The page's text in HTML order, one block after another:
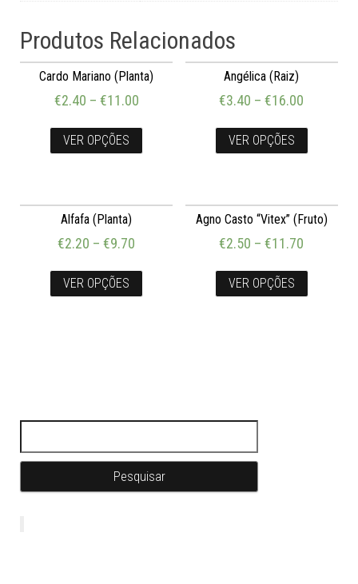
Produtos Relacionados
Cardo Mariano (Planta)
€2.40 – €11.00
VER OPÇÕES
Angélica (Raiz)
€3.40 –€16.00
VER OPÇÕES
Alfafa (Planta)
€2.20 –€9.70
VER OPÇÕES
Agno Casto “Vitex” (Fruto)
€2.50 –€11.70
VER OPÇÕES